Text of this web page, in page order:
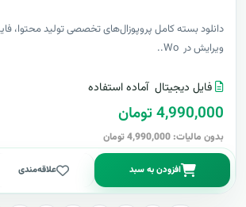
دانلود بسته کامل پروپوزال‌های تخصصی تولید محتوا،
ویرایش در Wo..
فایل دیجیتال آماده استفاده
4,990,000 تومان
بدون مالیات: 4,990,000 تومان
افزودن به سبد علاقه‌مندی